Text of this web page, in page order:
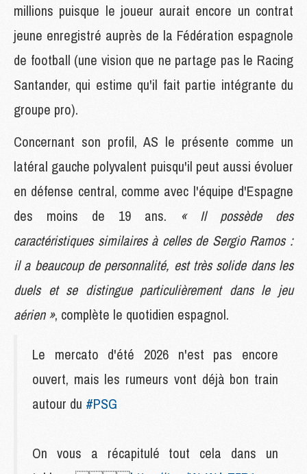
millions puisque le joueur aurait encore un contrat
jeune enregistré auprès de la Fédération espagnole
de football (une vision que ne partage pas le Racing
Santander, qui estime qu'il fait partie intégrante du
groupe pro).
Concernant son profil, AS le présente comme un
latéral gauche polyvalent puisqu'il peut aussi évoluer
en défense central, comme avec l'équipe d'Espagne
des moins de 19 ans. « Il possède des
caractéristiques similaires à celles de Sergio Ramos :
il a beaucoup de personnalité, est très solide dans les
duels et se distingue particulièrement dans le jeu
aérien », complète le quotidien espagnol.
Le mercato d'été 2026 n'est pas encore
ouvert, mais les rumeurs vont déjà bon train
autour du #PSG
On vous a récapitulé tout cela dans un